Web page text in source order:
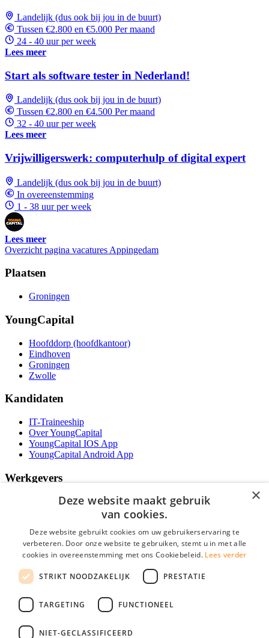
Landelijk (dus ook bij jou in de buurt)
Tussen €2.800 en €5.000 Per maand
24 - 40 uur per week
Lees meer
Start als software tester in Nederland!
Landelijk (dus ook bij jou in de buurt)
Tussen €2.800 en €4.500 Per maand
32 - 40 uur per week
Lees meer
Vrijwilligerswerk: computerhulp of digital expert
Landelijk (dus ook bij jou in de buurt)
In overeenstemming
1 - 38 uur per week
Lees meer
Overzicht pagina vacatures Appingedam
Plaatsen
Groningen
YoungCapital
Hoofddorp (hoofdkantoor)
Eindhoven
Groningen
Zwolle
Kandidaten
IT-Traineeship
Over YoungCapital
YoungCapital IOS App
YoungCapital Android App
Werkgevers
Het concept
Contractvormen
Brochure aanvragen
Vacature aanmelden
F.A.Q.
Social
×
Deze website maakt gebruik
van cookies.
Deze website gebruikt cookies om uw gebruikerservaring te
verbeteren. Door onze website te gebruiken, stemt u in met alle
cookies in overeenstemming met ons Cookiebeleid. Lees verder
STRIKT NOODZAKELIJK PRESTATIE
TARGETING FUNCTIONEEL
NIET-GECLASSIFICEERD